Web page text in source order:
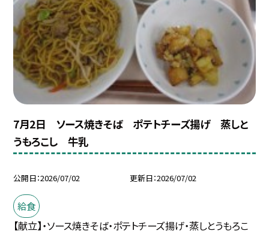
7月2日 ソース焼きそば ポテトチーズ揚げ 蒸しと
うもろこし 牛乳
公開日 2026/07/02 更新日 2026/07/02
給食
【献立】・ソース焼きそば・ポテトチーズ揚げ・蒸しとうもろこ